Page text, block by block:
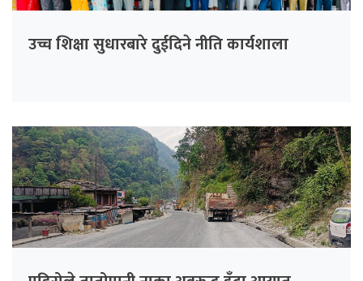
उच्च शिक्षा सुधारबारे दुईदिने नीति कार्यशाला